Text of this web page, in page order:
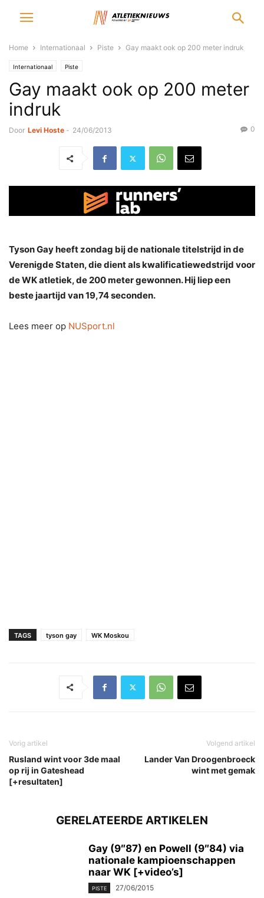
Home Internationaal Piste Gay maakt ook op 200 meter indruk
Internationaal Piste
Gay maakt ook op 200 meter
indruk
Door Levi Hoste - 24/06/2013 0
Tyson Gay heeft zondag bij de nationale titelstrijd in de
Verenigde Staten, die dient als kwalificatiewedstrijd voor
de WK atletiek, de 200 meter gewonnen. Hij liep een
beste jaartijd van 19,74 seconden.
Lees meer op NUSport.nl
TAGS tyson gay WK Moskou
Vorig artikel
Rusland wint voor 3de maal
op rij in Gateshead
[+resultaten]
Volgend artikel
Lander Van Droogenbroeck
wint met gemak
GERELATEERDE ARTIKELEN
Gay (9″87) en Powell (9″84) via
nationale kampioenschappen
naar WK [+video’s]
PISTE 27/06/2015